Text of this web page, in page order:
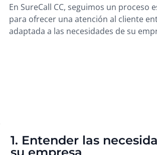
En SureCall CC, seguimos un proceso
para ofrecer una atención al cliente
adaptada a las necesidades de su
1. Entender las